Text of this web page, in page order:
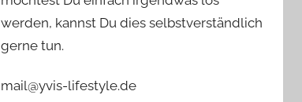
werden, kannst Du dies selbstverständlich
gerne tun.
mail@yvis-lifestyle.de